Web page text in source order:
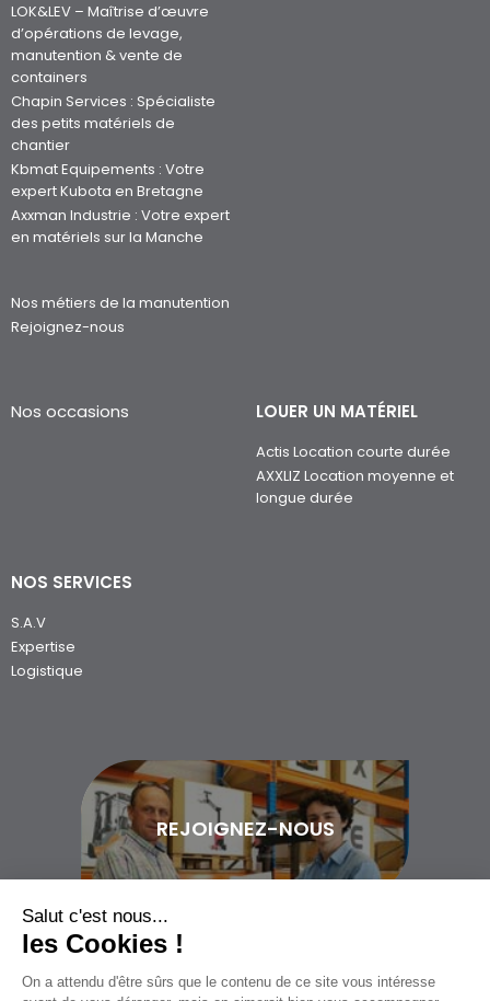
LOK&LEV – Maîtrise d’œuvre
d’opérations de levage,
manutention & vente de
containers
Chapin Services : Spécialiste
des petits matériels de
chantier
Kbmat Equipements : Votre
expert Kubota en Bretagne
Axxman Industrie : Votre expert
en matériels sur la Manche
Nos métiers de la manutention
Rejoignez-nous
Nos occasions LOUER UN MATÉRIEL
Actis Location courte durée
AXXLIZ Location moyenne et
longue durée
NOS SERVICES
S.A.V
Expertise
Logistique
REJOIGNEZ-NOUS
Salut c'est nous...
les Cookies !
On a attendu d'être sûrs que le contenu de ce site vous intéresse